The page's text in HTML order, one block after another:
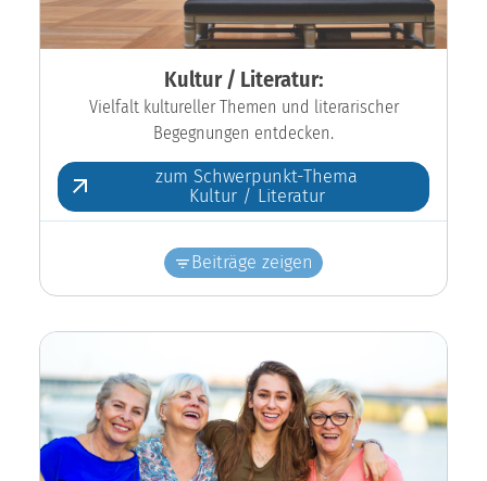
Kultur / Literatur:
Vielfalt kultureller Themen und literarischer
Begegnungen entdecken.
zum Schwerpunkt-Thema
Kultur / Literatur
Beiträge zeigen